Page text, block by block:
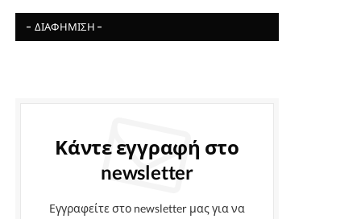
- ΔΙΑΦΉΜΙΣΗ -
Κάντε εγγραφή στο
newsletter
Εγγραφείτε στο newsletter μας για να